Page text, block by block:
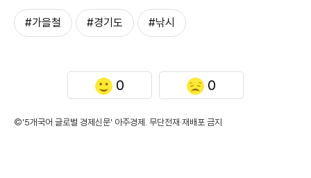
#가을철 #경기도 #낚시
0 0
©'5개국어 글로벌 경제신문' 아주경제. 무단전재·재배포 금지